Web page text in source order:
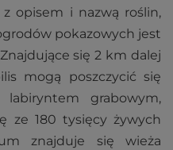
opisem i nazwą roślin,
pokazowych jest
się 2 km dalej
mogą poszczycić się
grabowym,
ze 180 tysięcy żywych
znajduje się wieża